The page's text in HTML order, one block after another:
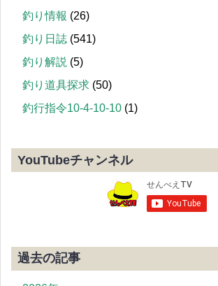
釣り情報 (26)
釣り日誌 (541)
釣り解説 (5)
釣り道具探求 (50)
釣行指令10-4-10-10 (1)
YouTubeチャンネル
過去の記事